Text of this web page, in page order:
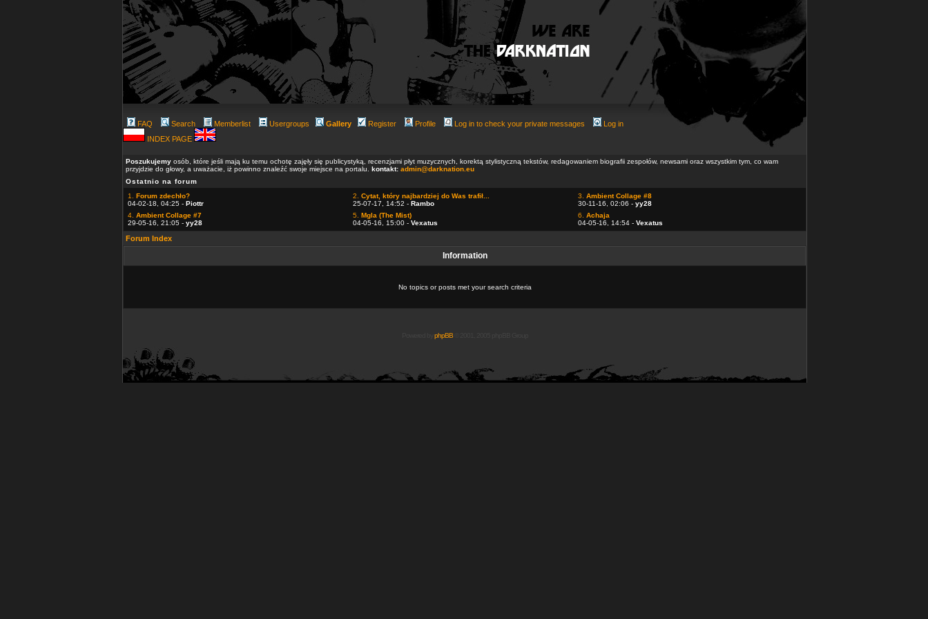
FAQ Search Memberlist Usergroups Gallery Register Profile Log in to check your private messages
Log in
INDEX PAGE
Poszukujemy osób, które jeśli mają ku temu ochotę zajęły się publicystyką, recenzjami płyt muzycznych, korektą stylistyczną tekstów, redagowaniem biografii zespołów, newsami oraz wszystkim tym, co wam
przyjdzie do głowy, a uważacie, iż powinno znaleźć swoje miejsce na portalu. kontakt: admin@darknation.eu
Ostatnio na forum
1. Forum zdechło?
04-02-18, 04:25 - Piottr
2. Cytat, który najbardziej do Was trafił...
25-07-17, 14:52 - Rambo
3. Ambient Collage #8
30-11-16, 02:06 - yy28
4. Ambient Collage #7
29-05-16, 21:05 - yy28
5. Mgla (The Mist)
04-05-16, 15:00 - Vexatus
6. Achaja
04-05-16, 14:54 - Vexatus
Forum Index
Information
No topics or posts met your search criteria
phpBB© 2001, 2005 phpBB Group